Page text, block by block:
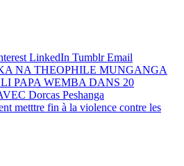
LinkedIn Tumblr Email
NA THEOPHILE MUNGANGA
PAPA WEMBA DANS 20
Dorcas Peshanga
metttre fin à la violence contre les